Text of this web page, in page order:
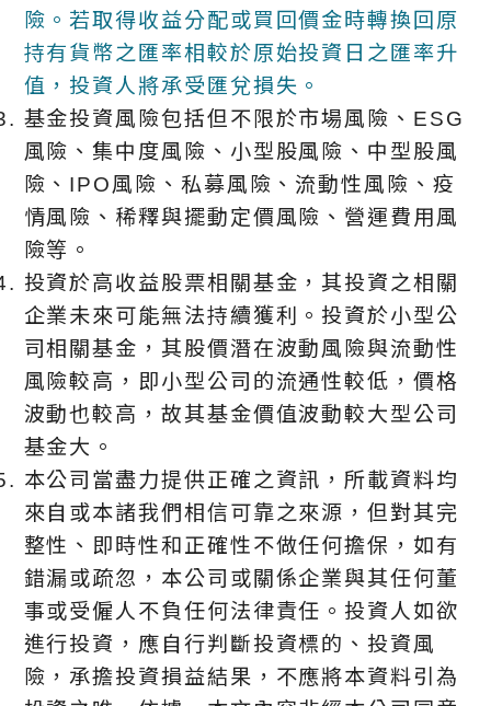
險。若取得收益分配或買回價金時轉換回原
持有貨幣之匯率相較於原始投資日之匯率升
值，投資人將承受匯兌損失。
基金投資風險包括但不限於市場風險、ESG
風險、集中度風險、小型股風險、中型股風
險、IPO風險、私募風險、流動性風險、疫
情風險、稀釋與擺動定價風險、營運費用風
險等。
投資於高收益股票相關基金，其投資之相關
企業未來可能無法持續獲利。投資於小型公
司相關基金，其股價潛在波動風險與流動性
風險較高，即小型公司的流通性較低，價格
波動也較高，故其基金價值波動較大型公司
基金大。
本公司當盡力提供正確之資訊，所載資料均
來自或本諸我們相信可靠之來源，但對其完
整性、即時性和正確性不做任何擔保，如有
錯漏或疏忽，本公司或關係企業與其任何董
事或受僱人不負任何法律責任。投資人如欲
進行投資，應自行判斷投資標的、投資風
險，承擔投資損益結果，不應將本資料引為